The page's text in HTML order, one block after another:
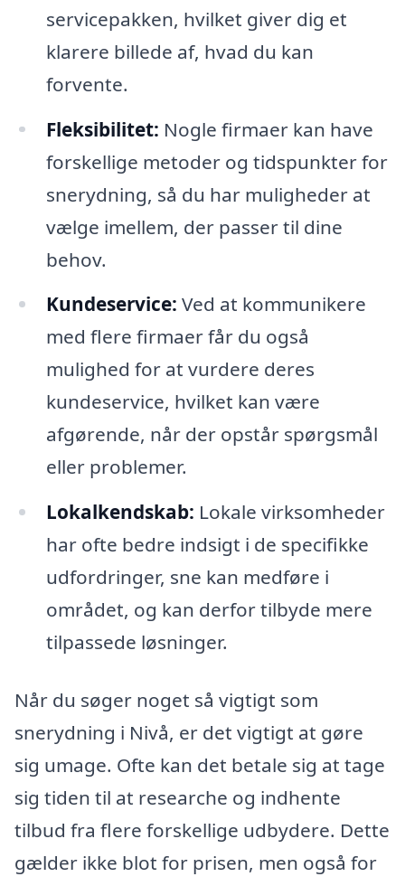
servicepakken, hvilket giver dig et
klarere billede af, hvad du kan
forvente.
Fleksibilitet: Nogle firmaer kan have
forskellige metoder og tidspunkter for
snerydning, så du har muligheder at
vælge imellem, der passer til dine
behov.
Kundeservice: Ved at kommunikere
med flere firmaer får du også
mulighed for at vurdere deres
kundeservice, hvilket kan være
afgørende, når der opstår spørgsmål
eller problemer.
Lokalkendskab: Lokale virksomheder
har ofte bedre indsigt i de specifikke
udfordringer, sne kan medføre i
området, og kan derfor tilbyde mere
tilpassede løsninger.
Når du søger noget så vigtigt som
snerydning i Nivå, er det vigtigt at gøre
sig umage. Ofte kan det betale sig at tage
sig tiden til at researche og indhente
tilbud fra flere forskellige udbydere. Dette
gælder ikke blot for prisen, men også for